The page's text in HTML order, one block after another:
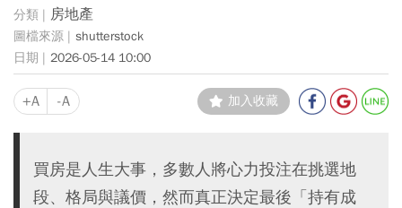
房地產
shutterstock
2026-05-14 10:00
+A -A 加入收藏
買房是人生大事，多數人將心力投注在挑選地
段、格局與議價，然而真正決定最後「持有成